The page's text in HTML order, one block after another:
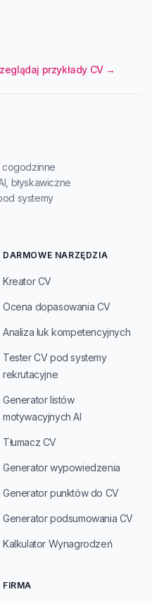
przykłady CV →
cogodzinne
błyskawiczne
systemy
DARMOWE NARZĘDZIA
Kreator CV
Ocena dopasowania CV
Analiza luk kompetencyjnych
Tester CV pod systemy
rekrutacyjne
Generator listów
motywacyjnych AI
Tłumacz CV
Generator wypowiedzenia
Generator punktów do CV
Generator podsumowania CV
Kalkulator Wynagrodzeń
FIRMA